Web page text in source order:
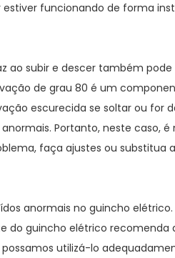
funcionando de forma
ao subir e descer também pode
de grau 80 é um
escurecida se soltar ou for
Portanto, neste caso, é
faça ajustes ou substitua
anormais no guincho
do guincho elétrico recomenda
utilizá-lo